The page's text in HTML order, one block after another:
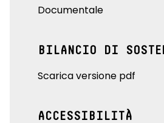
Documentale
BILANCIO DI
Scarica versione pdf
ACCESSIBILITÀ